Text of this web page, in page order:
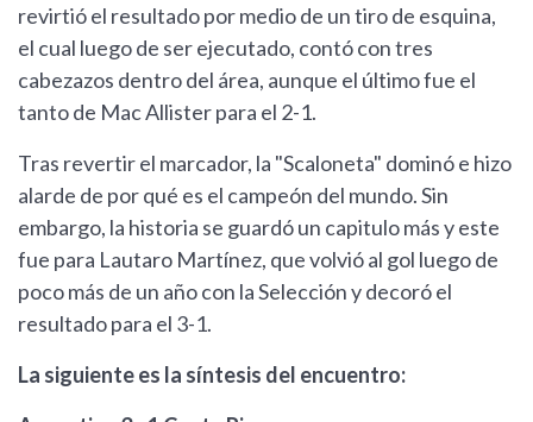
revirtió el resultado por medio de un tiro de esquina,
el cual luego de ser ejecutado, contó con tres
cabezazos dentro del área, aunque el último fue el
tanto de Mac Allister para el 2-1.
Tras revertir el marcador, la "Scaloneta" dominó e hizo
alarde de por qué es el campeón del mundo. Sin
embargo, la historia se guardó un capitulo más y este
fue para Lautaro Martínez, que volvió al gol luego de
poco más de un año con la Selección y decoró el
resultado para el 3-1.
La siguiente es la síntesis del encuentro: